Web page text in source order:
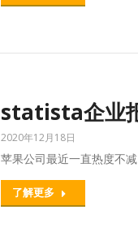
statista企业
2020年12月18日
苹果公司最近一直热度不
了解更多